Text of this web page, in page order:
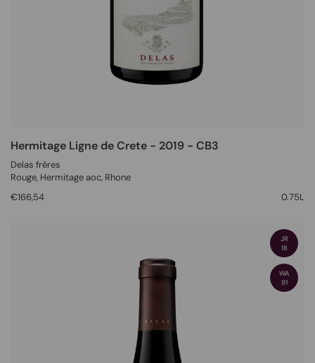
Hermitage Ligne de Crete - 2019 - CB3
Delas frères
Rouge, Hermitage aoc, Rhone
€166,54
0.75L
JR
18
WA
91